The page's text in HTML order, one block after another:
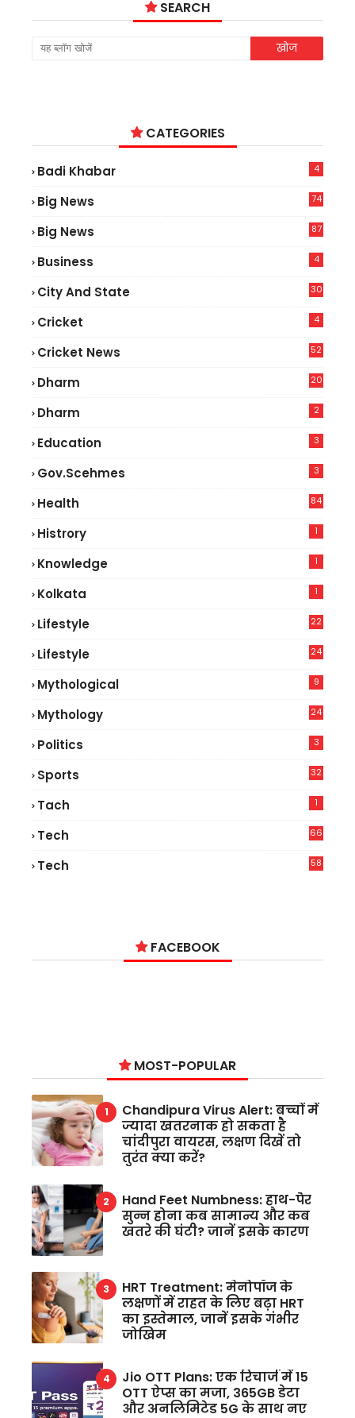
SEARCH
CATEGORIES
Badi Khabar 4
Big News
74
Big News
87
Business 4
City And State 30
Cricket 4
Cricket News
52
Dharm 20
Dharm 2
Education 3
Gov.scehmes 3
Health
84
Histrory 1
Knowledge 1
Kolkata 1
Lifestyle
22
Lifestyle
24
Mythological 9
Mythology 24
Politics 3
Sports 32
Tach 1
Tech
66
Tech
58
FACEBOOK
MOST-POPULAR
Chandipura Virus Alert: बच्चों में
ज्यादा खतरनाक हो सकता है
चांदीपुरा वायरस, लक्षण दिखें तो
तुरंत क्या करें?
Hand Feet Numbness: हाथ-पैर
सुन्न होना कब सामान्य और कब
खतरे की घंटी? जानें इसके कारण
HRT Treatment: मेनोपॉज के
लक्षणों में राहत के लिए बढ़ा HRT
का इस्तेमाल, जानें इसके गंभीर
जोखिम
Jio OTT Plans: एक रिचार्ज में 15
OTT ऐप्स का मजा, 365GB डेटा
और अनलिमिटेड 5G के साथ नए